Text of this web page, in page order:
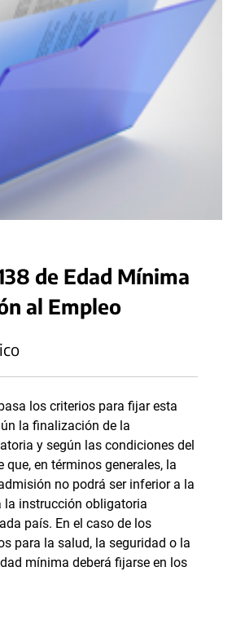
de Edad Mínima
al Empleo
los criterios para fijar esta
la finalización de la
y según las condiciones del
que, en términos generales, la
no podrá ser inferior a la
la instrucción obligatoria
país. En el caso de los
para la salud, la seguridad o la
mínima deberá fijarse en los